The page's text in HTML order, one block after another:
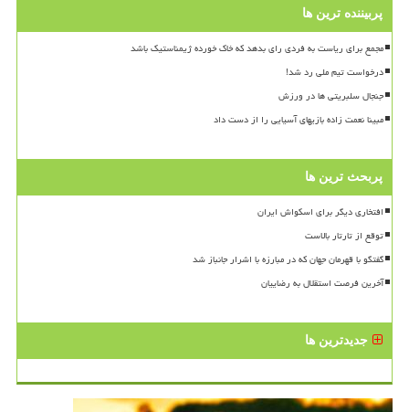
پربیننده ترین ها
مجمع برای ریاست به فردی رای بدهد که خاک خورده ژیمناستیک باشد
درخواست تیم ملی رد شد!
جنجال سلبریتی ها در ورزش
مبینا نعمت زاده بازیهای آسیایی را از دست داد
پربحث ترین ها
افتخاری دیگر برای اسکواش ایران
توقع از تارتار بالاست
گفتگو با قهرمان جهان که در مبارزه با اشرار جانباز شد
آخرین فرصت استقلال به رضاییان
جدیدترین ها